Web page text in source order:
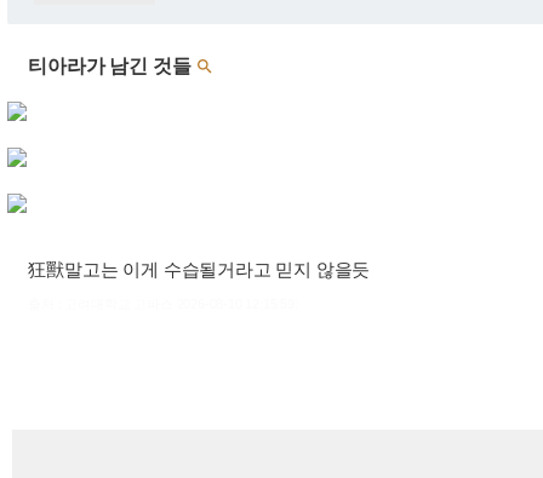
티아라가 남긴 것들 
狂獸말고는 이게 수습될거라고 믿지 않을듯